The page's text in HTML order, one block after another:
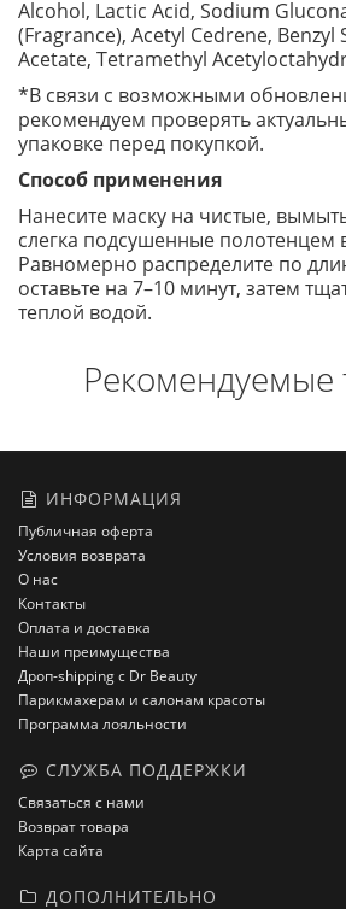
Alcohol, Lactic Acid, Sodium
(Fragrance), Acetyl Cedrene, Benzyl
Acetate, Tetramethyl
*В связи с возможными
рекомендуем проверять
упаковке перед покупкой.
Способ применения
Нанесите маску на чистые,
слегка подсушенные полотенцем
Равномерно распределите по
оставьте на 7–10 минут, затем
теплой водой.
Рекомендуемые
ИНФОРМАЦИЯ
Публичная оферта
Условия возврата
О нас
Контакты
Оплата и доставка
Наши преимущества
Дроп-shipping с Dr Beauty
Парикмахерам и салонам красоты
Программа лояльности
СЛУЖБА ПОДДЕРЖКИ
Связаться с нами
Возврат товара
Карта сайта
ДОПОЛНИТЕЛЬНО